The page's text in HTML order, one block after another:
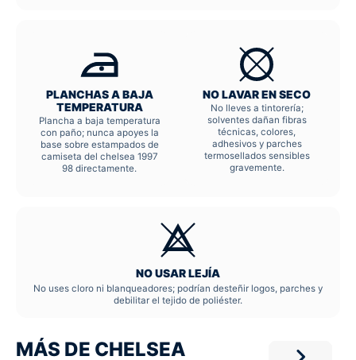
PLANCHAS A BAJA
TEMPERATURA
Plancha a baja temperatura
con paño; nunca apoyes la
base sobre estampados de
camiseta del chelsea 1997
98 directamente.
NO LAVAR EN SECO
No lleves a tintorería;
solventes dañan fibras
técnicas, colores,
adhesivos y parches
termosellados sensibles
gravemente.
NO USAR LEJÍA
No uses cloro ni blanqueadores; podrían desteñir logos, parches y
debilitar el tejido de poliéster.
MÁS DE CHELSEA